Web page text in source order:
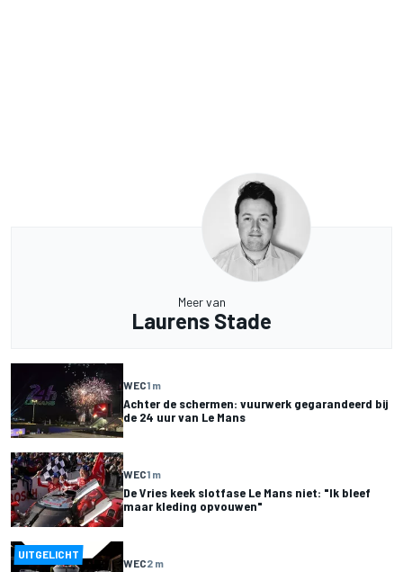
Meer van
Laurens Stade
WEC1 m
Achter de schermen: vuurwerk gegarandeerd bij
de 24 uur van Le Mans
WEC1 m
De Vries keek slotfase Le Mans niet: "Ik bleef
maar kleding opvouwen"
UITGELICHT
WEC2 m